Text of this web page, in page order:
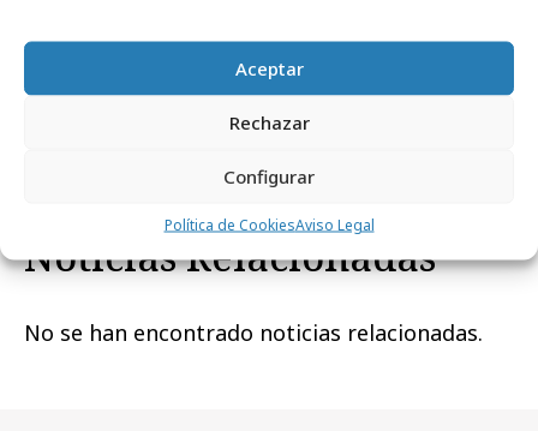
Aceptar
Rechazar
Configurar
Política de CookiesAviso Legal
Noticias Relacionadas
No se han encontrado noticias relacionadas.